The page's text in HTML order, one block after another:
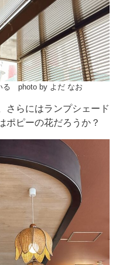
る photo by よだ なお
さらにはランプシェード
ポピーの花だろうか？